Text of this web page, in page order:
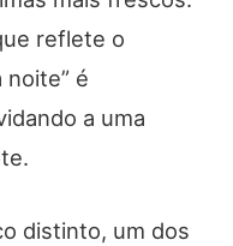
reflete o
noite” é
a uma
distinto, um dos